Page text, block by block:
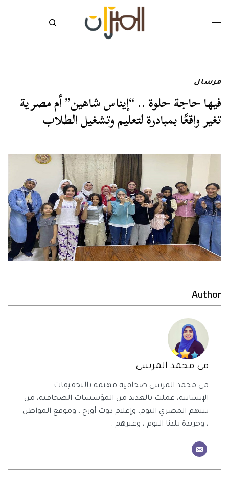
مرسال
فيها حاجة حلوة .. “إيناس شاهين” أم مصرية
تغير واقعًا بمبادرة لتعليم وتشغيل الطلاب
Author
مي محمد المرسي
مي محمد المرسي صحافية مهتمة بالتحقيقات
الإنسانية، عملت بالعديد من المؤسسات الصحافية، من
بينهم المصري اليوم، وإعلام دوت أورج ، وموقع المواطن
، وجريدة بلدنا اليوم ، وغيرهم .